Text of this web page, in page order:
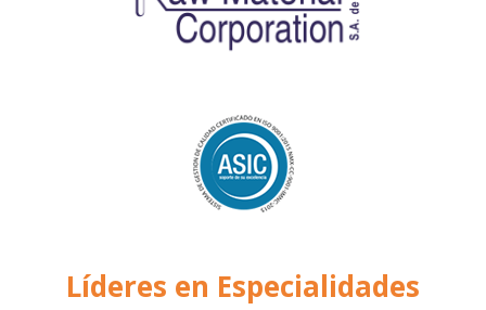
Líderes en Especialidades